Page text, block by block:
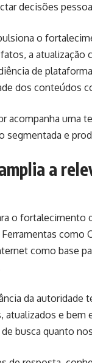
decisões
o
a atualização
de
dos conteúdos
acompanha uma
segmentada e
a
o fortalecimento
como
como base
da autoridade
e bem
busca quanto